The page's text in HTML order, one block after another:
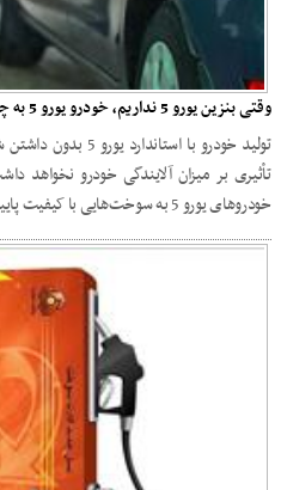
وقتی بنزین یورو 5 نداریم، خودرو یورو 5 به چه کار آید؟
تولید خودرو با
تأثیری بر میزان آلایندگی خودرو
خودرو‌های یورو 5 به سوخت‌هایی با کیفیت پایین‌...